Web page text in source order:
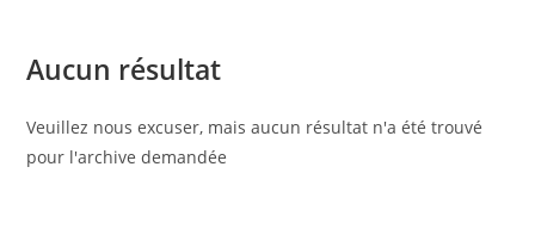
Aucun résultat
Veuillez nous excuser, mais aucun résultat n'a été trouvé
pour l'archive demandée